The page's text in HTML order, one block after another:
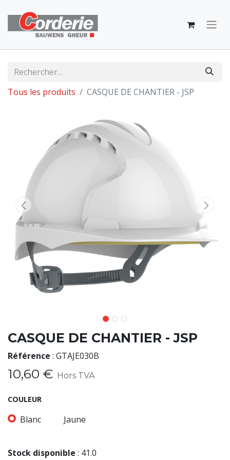
Tous les produits CASQUE DE CHANTIER - JSP
CASQUE DE CHANTIER - JSP
Référence : GTAJE030B
10,60 € Hors TVA
COULEUR
Blanc Jaune
Stock disponible : 41.0